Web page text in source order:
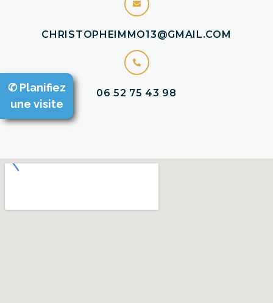
CHRISTOPHEIMMO13@GMAIL.COM
06 52 75 43 98
✆ Planifiez
une visite